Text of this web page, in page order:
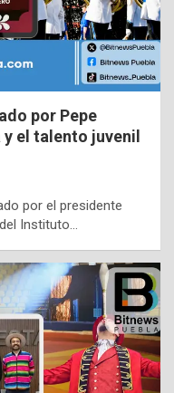
por Pepe
y el talento juvenil
por el presidente
Instituto…